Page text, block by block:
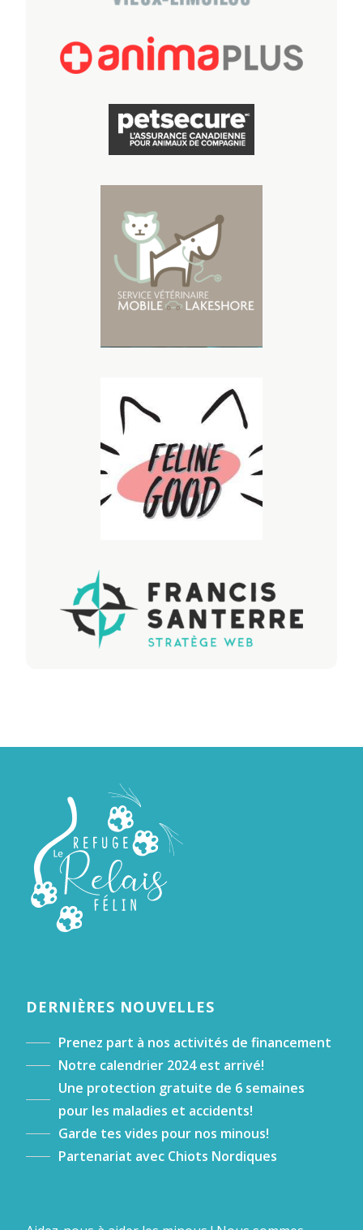
DERNIÈRES NOUVELLES
Prenez part à nos activités de financement
Notre calendrier 2024 est arrivé!
Une protection gratuite de 6 semaines
pour les maladies et accidents!
Garde tes vides pour nos minous!
Partenariat avec Chiots Nordiques